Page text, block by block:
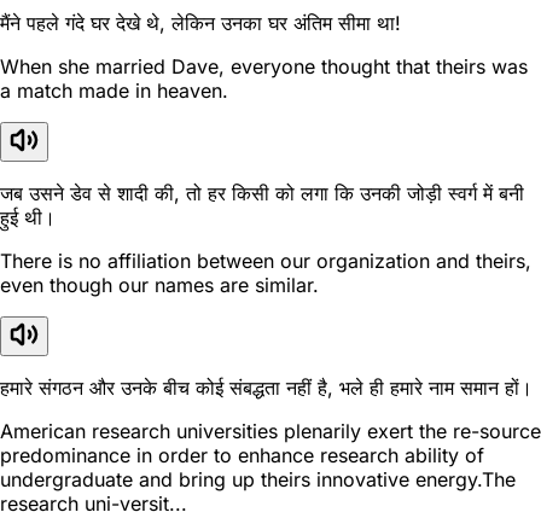
मैंने पहले गंदे घर देखे थे, लेकिन उनका घर अंतिम सीमा था!
When she married Dave, everyone thought that theirs was
a match made in heaven.
जब उसने डेव से शादी की, तो हर किसी को लगा कि उनकी जोड़ी स्वर्ग में बनी
हुई थी।
There is no affiliation between our organization and theirs,
even though our names are similar.
हमारे संगठन और उनके बीच कोई संबद्धता नहीं है, भले ही हमारे नाम समान हों।
American research universities plenarily exert the re-source
predominance in order to enhance research ability of
undergraduate and bring up theirs innovative energy.The
research uni-versit...